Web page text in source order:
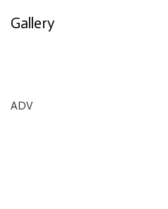
Gallery
ADV